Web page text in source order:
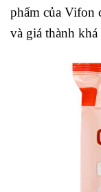
phẩm của Vifon
và giá thành